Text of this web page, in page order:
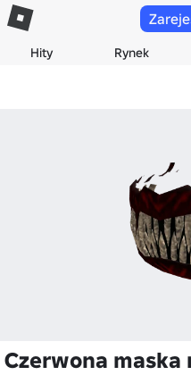
Hity Rynek
Czerwona maska